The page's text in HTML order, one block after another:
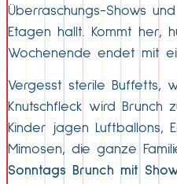
Überraschungs-Shows
Etagen hallt. Kommt her,
Wochenende endet mit
Vergesst sterile Buffetts,
Knutschfleck wird Brunch
Kinder jagen Luftballons,
Mimosen, die ganze
Sonntags Brunch mit